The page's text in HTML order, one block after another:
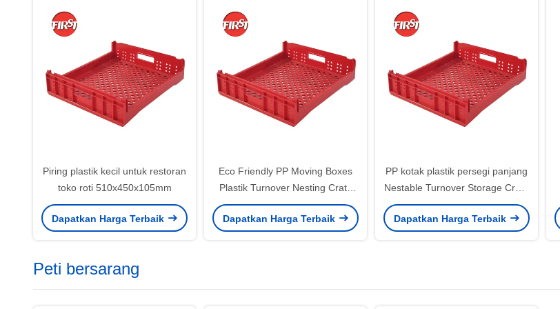
Piring plastik kecil untuk restoran
toko roti 510x450x105mm
Dapatkan Harga Terbaik
Eco Friendly PP Moving Boxes
Plastik Turnover Nesting Crate
Distributor Makanan
550x480x130mm
Dapatkan Harga Terbaik
PP kotak plastik persegi panjang
Nestable Turnover Storage Crate
Menyimpan ruang
510x450x105mm
Dapatkan Harga Terbaik
Peti bersarang